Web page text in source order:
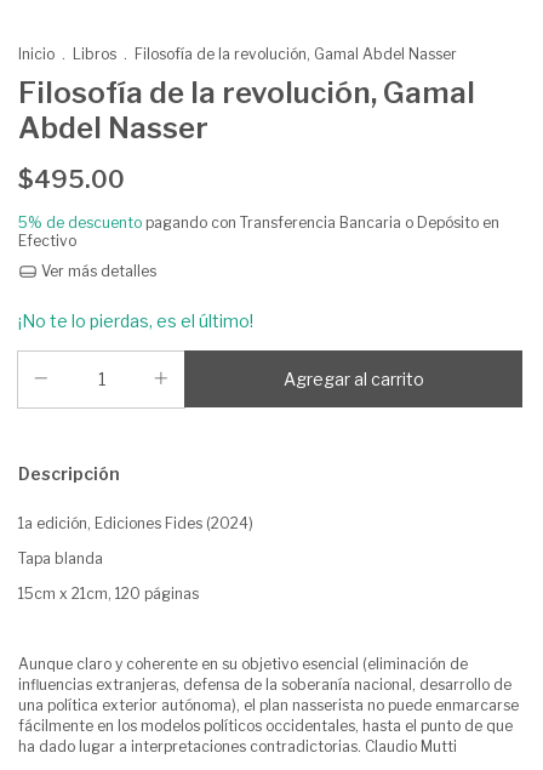
Inicio . Libros . Filosofía de la revolución, Gamal Abdel Nasser
Filosofía de la revolución, Gamal
Abdel Nasser
$495.00
5% de descuento pagando con Transferencia Bancaria o Depósito en
Efectivo
Ver más detalles
¡No te lo pierdas, es el último!
Descripción
1a edición, Ediciones Fides (2024)
Tapa blanda
15cm x 21cm, 120 páginas
Aunque claro y coherente en su objetivo esencial (eliminación de
influencias extranjeras, defensa de la soberanía nacional, desarrollo de
una política exterior autónoma), el plan nasserista no puede enmarcarse
fácilmente en los modelos políticos occidentales, hasta el punto de que
ha dado lugar a interpretaciones contradictorias. Claudio Mutti